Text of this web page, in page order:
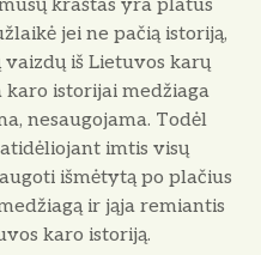
kraštas yra platus
jei ne pačią istoriją,
iš Lietuvos karų
karo istorijai medžiaga
nesaugojama. Todėl
imtis visų
išmėtytą po plačius
ir jąja remiantis
karo istoriją.